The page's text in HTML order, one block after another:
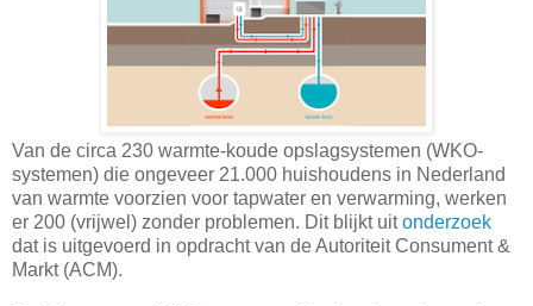
Van de circa 230 warmte-koude opslagsystemen (WKO-
systemen) die ongeveer 21.000 huishoudens in Nederland
van warmte voorzien voor tapwater en verwarming, werken
er 200 (vrijwel) zonder problemen. Dit blijkt uitonderzoek
dat is uitgevoerd in opdracht van de Autoriteit Consument &
Markt (ACM).